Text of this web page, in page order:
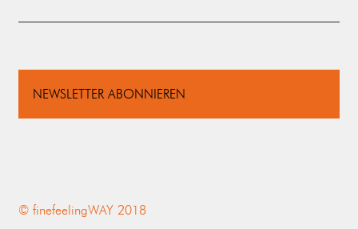
NEWSLETTER ABONNIEREN
© finefeelingWAY 2018